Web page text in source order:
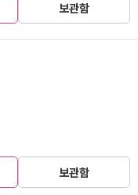
보관함
보관함